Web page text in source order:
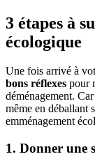
3 étapes à
écologique
Une fois arrivé à
bons réflexes pour
déménagement.
même en déballant
emménagement
1. Donner une